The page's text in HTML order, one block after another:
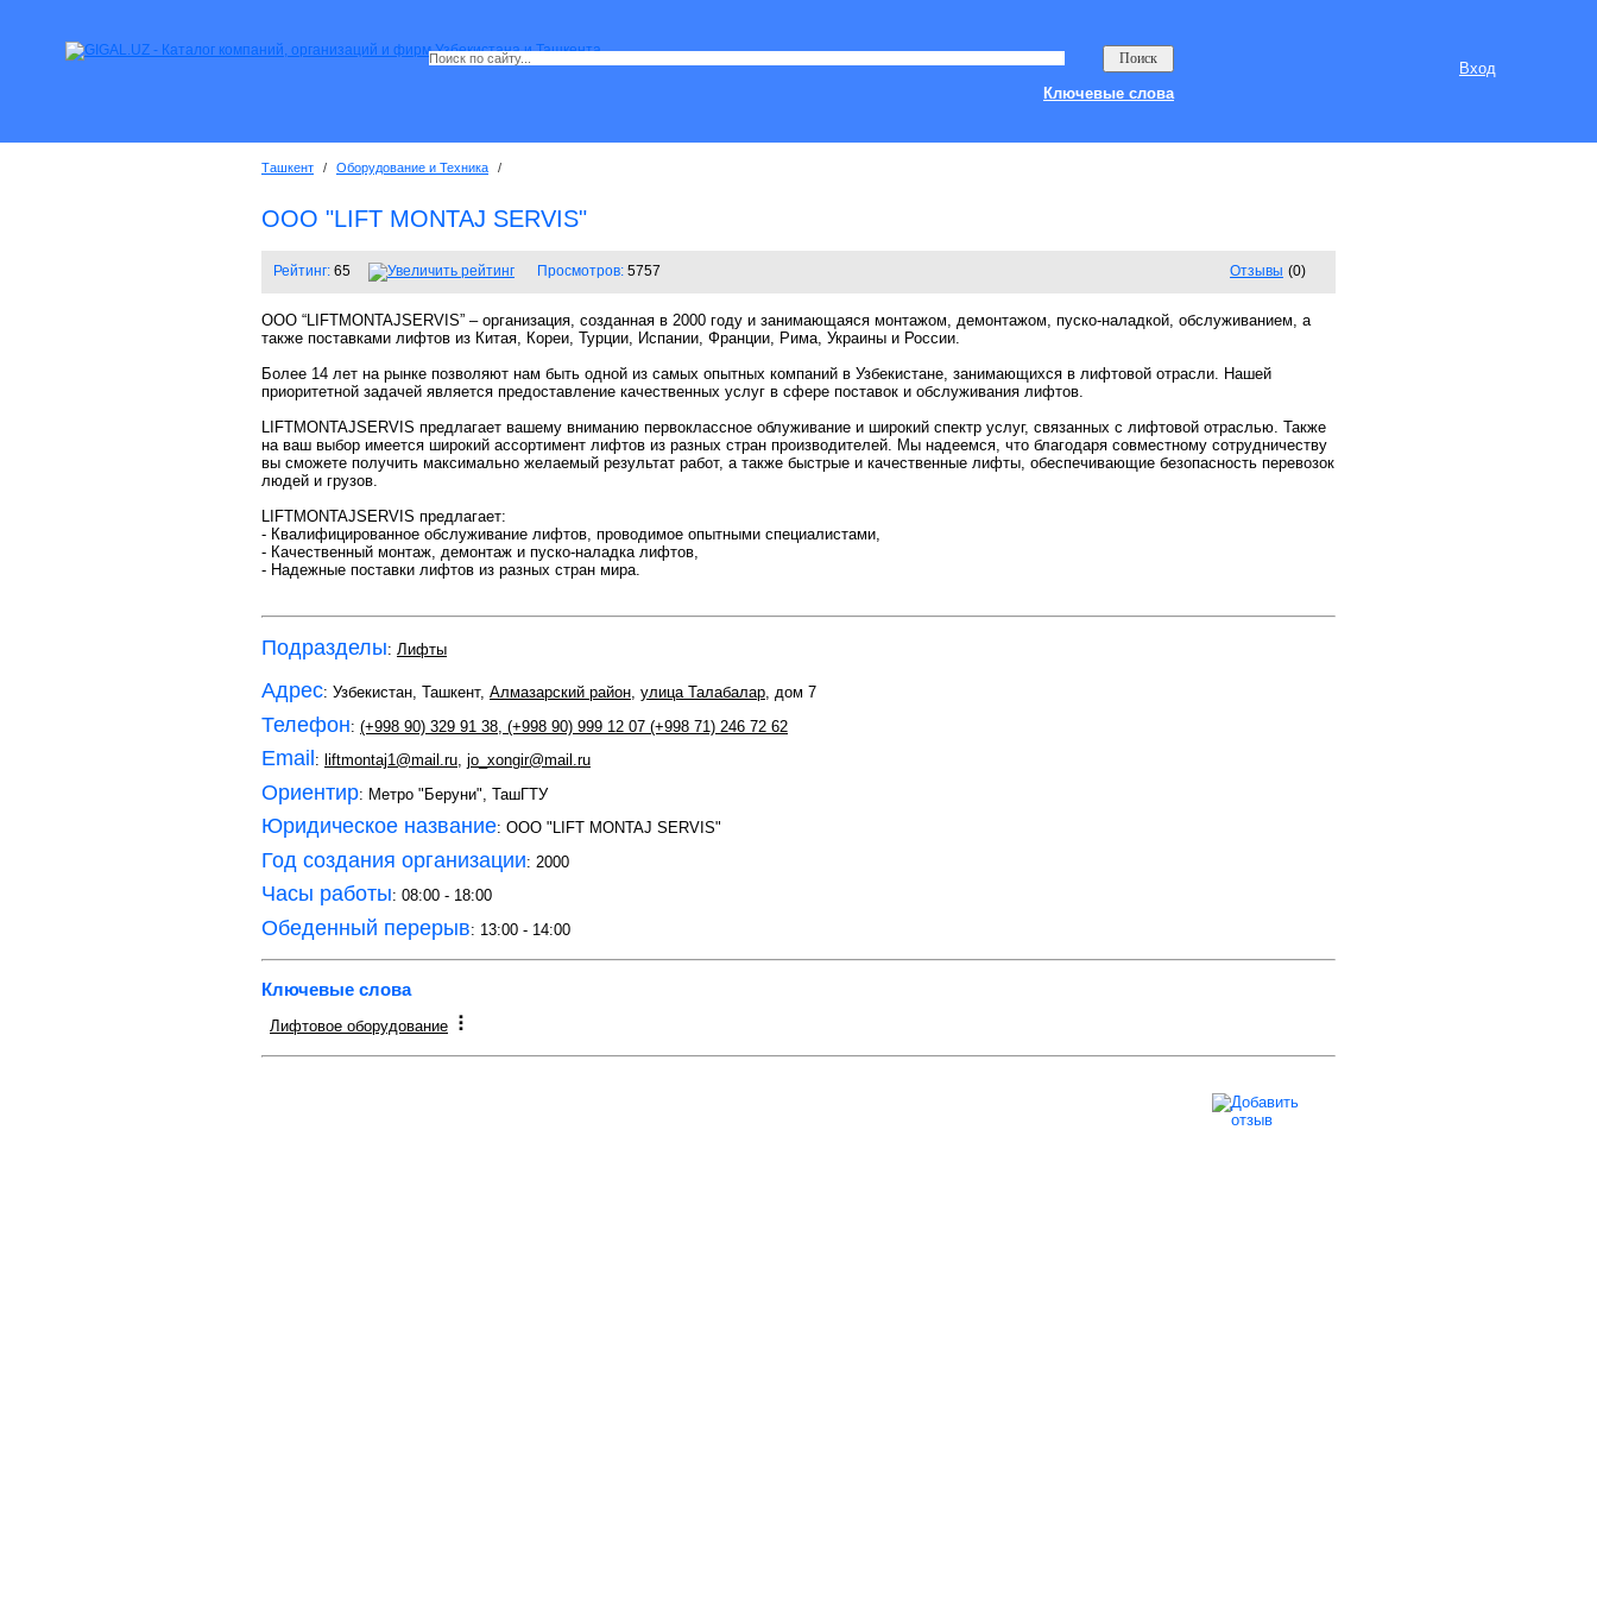
Вход
Ключевые слова
Ташкент / Оборудование и Техника /
OOO "LIFT MONTAJ SERVIS"
Рейтинг: 65 Просмотров: 5757 Отзывы (0)
OOO “LIFTMONTAJSERVIS” – организация, созданная в 2000 году и занимающаяся монтажом, демонтажом, пуско-наладкой, обслуживанием, а
также поставками лифтов из Китая, Кореи, Турции, Испании, Франции, Рима, Украины и России.
Более 14 лет на рынке позволяют нам быть одной из самых опытных компаний в Узбекистане, занимающихся в лифтовой отрасли. Нашей
приоритетной задачей является предоставление качественных услуг в сфере поставок и обслуживания лифтов.
LIFTMONTAJSERVIS предлагает вашему вниманию первоклассное облуживание и широкий спектр услуг, связанных с лифтовой отраслью. Также
на ваш выбор имеется широкий ассортимент лифтов из разных стран производителей. Мы надеемся, что благодаря совместному сотрудничеству
вы сможете получить максимально желаемый результат работ, а также быстрые и качественные лифты, обеспечивающие безопасность перевозок
людей и грузов.
LIFTMONTAJSERVIS предлагает:
- Квалифицированное обслуживание лифтов, проводимое опытными специалистами,
- Качественный монтаж, демонтаж и пуско-наладка лифтов,
- Надежные поставки лифтов из разных стран мира.
Подразделы: Лифты
Адрес: Узбекистан, Ташкент, Алмазарский район, улица Талабалар, дом 7
Телефон: (+998 90) 329 91 38 (+998 90) 999 12 07 (+998 71) 246 72 62
Email : liftmontaj1@mail.ru, jo_xongir@mail.ru
Ориентир: Метро "Беруни", ТашГТУ
Юридическое название: OOO "LIFT MONTAJ SERVIS"
Год создания организации: 2000
Часы работы: 08:00 - 18:00
Обеденный перерыв: 13:00 - 14:00
Ключевые слова
Лифтовое оборудование